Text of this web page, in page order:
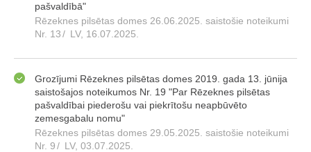
pašvaldībā"
Rēzeknes pilsētas domes 26.06.2025. saistošie noteikumi
Nr. 13/ LV, 16.07.2025.
Grozījumi Rēzeknes pilsētas domes 2019. gada 13. jūnija
saistošajos noteikumos Nr. 19 "Par Rēzeknes pilsētas
pašvaldībai piederošu vai piekrītošu neapbūvēto
zemesgabalu nomu"
Rēzeknes pilsētas domes 29.05.2025. saistošie noteikumi
Nr. 9/ LV, 03.07.2025.